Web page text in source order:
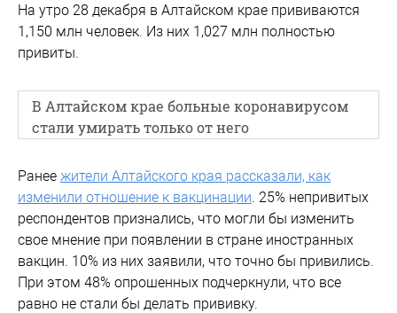
На утро 28 декабря в Алтайском крае прививаются
1,150 млн человек. Из них 1,027 млн полностью
привиты.
В Алтайском крае больные коронавирусом
стали умирать только от него
Ранее жители Алтайского края рассказали, как
изменили отношение к вакцинации . 25% непривитых
респондентов признались, что могли бы изменить
свое мнение при появлении в стране иностранных
вакцин. 10% из них заявили, что точно бы привились.
При этом 48% опрошенных подчеркнули, что все
равно не стали бы делать прививку.